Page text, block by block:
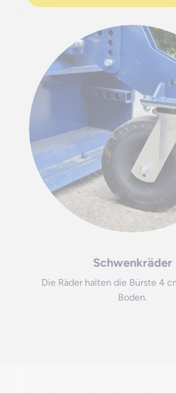
Schwenkräder
Die Räder halten die Bürste 4
Boden.